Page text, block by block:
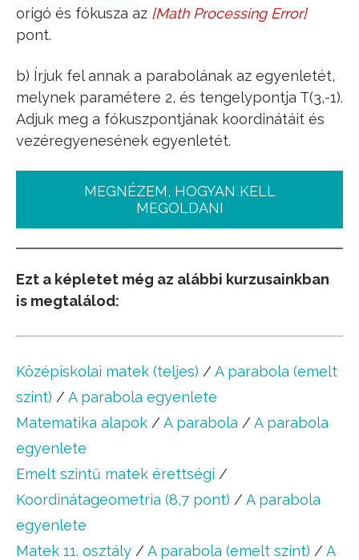
origó és fókusza az [Math Processing Error]
F(0,3)
pont.
b) Írjuk fel annak a parabolának az egyenletét,
melynek paramétere 2, és tengelypontja T(3,-1).
Adjuk meg a fókuszpontjának koordinátáit és
vezéregyenesének egyenletét.
MEGNÉZEM, HOGYAN KELL
MEGOLDANI
Ezt a képletet még az alábbi kurzusainkban
is megtalálod:
Középiskolai matek (teljes) / A parabola (emelt
szint) / A parabola egyenlete
Matematika alapok / A parabola / A parabola
egyenlete
Emelt szintű matek érettségi /
Koordinátageometria (8,7 pont) / A parabola
egyenlete
Matek 11. osztály / A parabola (emelt szint) / A